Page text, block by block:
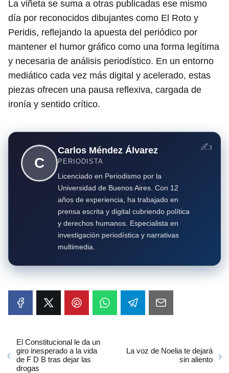
La viñeta se suma a otras publicadas ese mismo
día por reconocidos dibujantes como El Roto y
Peridis, reflejando la apuesta del periódico por
mantener el humor gráfico como una forma legítima
y necesaria de análisis periodístico. En un entorno
mediático cada vez más digital y acelerado, estas
piezas ofrecen una pausa reflexiva, cargada de
ironía y sentido crítico.
C
Carlos Méndez Álvarez
PERIODISTA
Licenciado en Periodismo por la
Universidad de Buenos Aires. Con 12
años de experiencia, ha trabajado en
prensa escrita y digital cubriendo política
y derechos humanos. Especialista en
investigación periodística y narrativas
multimedia.
El Constitucional le da un
giro inesperado a la vida
de F D B tras dejar las
drogas
La voz de Noelia te dejará
sin aliento